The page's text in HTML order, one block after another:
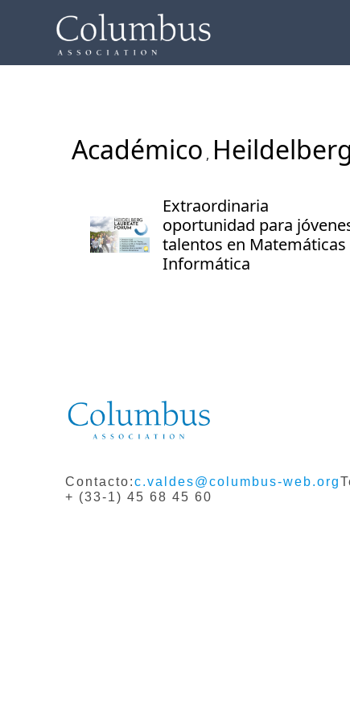
Académico ,
Extraordinaria
oportunidad para
talentos en Matemáticas
Informática
Contacto:c.valdes@columbus-web.org
+ (33-1) 45 68 45 60